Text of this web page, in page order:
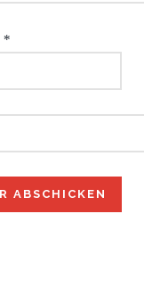
*